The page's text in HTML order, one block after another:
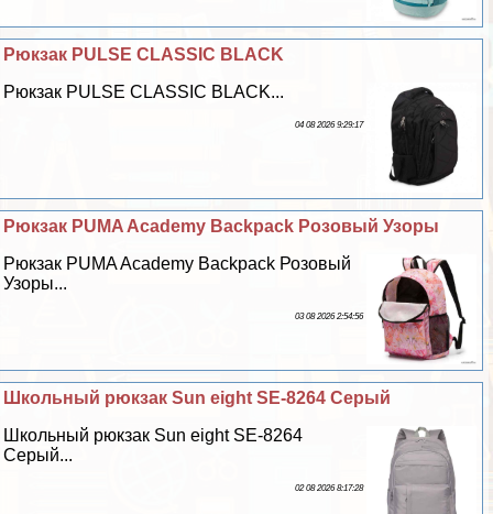
Рюкзак PULSE CLASSIC BLACK
Рюкзак PULSE CLASSIC BLACK...
04 08 2026 9:29:17
Рюкзак PUMA Academy Backpack Розовый Узоры
Рюкзак PUMA Academy Backpack Розовый
Узоры...
03 08 2026 2:54:56
Школьный рюкзак Sun eight SE-8264 Серый
Школьный рюкзак Sun eight SE-8264
Серый...
02 08 2026 8:17:28